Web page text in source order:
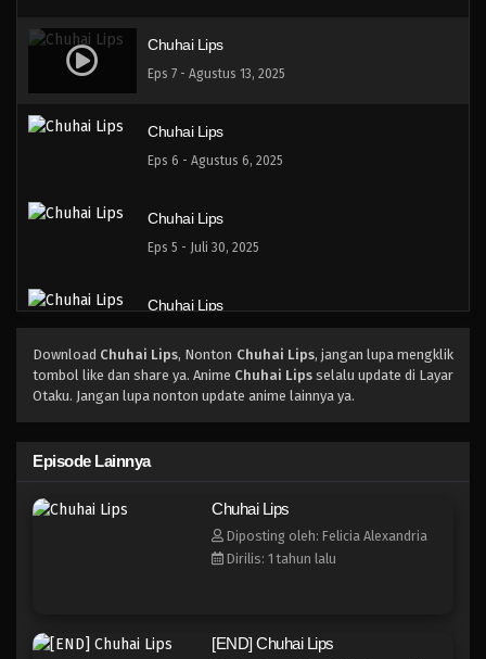
Chuhai Lips
Eps 7 - Agustus 13, 2025
Chuhai Lips
Eps 6 - Agustus 6, 2025
Chuhai Lips
Eps 5 - Juli 30, 2025
Chuhai Lips
Chuhai Lips
Eps 3 - Juli 16, 2025
Chuhai Lips
Eps 2 - Juli 9, 2025
Chuhai Lips
Download Chuhai Lips, Nonton Chuhai Lips, jangan lupa mengklik
tombol like dan share ya. Anime Chuhai Lips selalu update di Layar
Otaku. Jangan lupa nonton update anime lainnya ya.
Episode Lainnya
Chuhai Lips
Diposting oleh: Felicia Alexandria
Dirilis: 1 tahun lalu
[END] Chuhai Lips